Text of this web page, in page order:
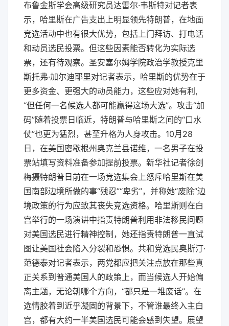
布鲁金斯学会高级研究员达雷尔·韦斯特对记者表
示，哈里斯在广告支出上明显领先特朗普，在地面
竞选活动中也有很大优势，包括上门拜访、打电话
和动员选民投票。但这些因素能否转化为实际选
票，还有待观察。圣安塞尔姆学院政治学教授克里
斯托弗·加尔迪耶里对记者表示，哈里斯的优势在于
更多资金、更强大的动员能力，这些应对她有利,
“但任何一名候选人都可能赢得这场大选”。攻击“加
码”随着投票日临近，特朗普与哈里斯之间的“口水
仗”也更为猛烈，甚至升格为人身攻击。10月28
日，在美国密歇根州奥克兰县诺维，一名男子在投
票站填写资料准备参加提前投票。新华社记者徐剑
梅摄特朗普日前在一场竞选集会上怒斥哈里斯在美
国南部边境所做的事“残忍”“卑劣”，并称她“废除”边
境政策的行为应致其丧失竞选资格。哈里斯则在白
宫举行的一场演讲中指责特朗普利用非法移民问题
对美国选民进行精神控制，她还指责特朗普一直试
图让美国社会陷入分裂和恐惧。共和党选民奥斯汀·
范德泰对记者表示，两党都应把关注点放在那些真
正关系到普通美国人的政策上，而当候选人开始偏
离主题，无论朝哪个方向，“都只是一堆废话”。在
选情胶着到近乎凝固的背景下，不管谁最终入主白
宫，都有大约一半美国选民可能会感到失望。展望